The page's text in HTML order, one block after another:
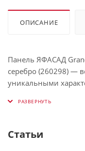
ОПИСАНИЕ
Панель ЯФАСАД
серебро (260298) —
уникальными
гарантия.
выдающейся
воздействиям, в том
Статьи